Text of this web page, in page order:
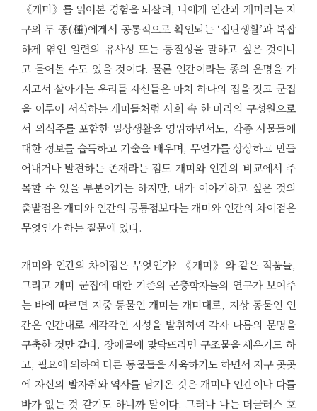
《개미》를 읽어본 경험을 되살려, 나에게 인간과 개미라는 지
구의 두 종(種)에게서 공통적으로 확인되는 ‘집단생활’과 복잡
하게 엮인 일련의 유사성 또는 동질성을 말하고 싶은 것이냐
고 물어볼 수도 있을 것이다. 물론 인간이라는 종의 운명을 가
지고서 살아가는 우리들 자신들은 마치 하나의 집을 짓고 군집
을 이루어 서식하는 개미들처럼 사회 속 한 마리의 구성원으로
서 의식주를 포함한 일상생활을 영위하면서도, 각종 사물들에
대한 정보를 습득하고 기술을 배우며, 무언가를 상상하고 만들
어내거나 발견하는 존재라는 점도 개미와 인간의 비교에서 주
목할 수 있을 부분이기는 하지만, 내가 이야기하고 싶은 것의
출발점은 개미와 인간의 공통점보다는 개미와 인간의 차이점은
무엇인가 하는 질문에 있다.
개미와 인간의 차이점은 무엇인가? 《개미》와 같은 작품들,
그리고 개미 군집에 대한 기존의 곤충학자들의 연구가 보여주
는 바에 따르면 지중 동물인 개미는 개미대로, 지상 동물인 인
간은 인간대로 제각각인 지성을 발휘하여 각자 나름의 문명을
구축한 것만 같다. 장애물에 맞닥뜨리면 구조물을 세우기도 하
고, 필요에 의하여 다른 동물들을 사육하기도 하면서 지구 곳곳
에 자신의 발자취와 역사를 남겨온 것은 개미나 인간이나 다를
바가 없는 것 같기도 하니까 말이다. 그러나 나는 더글러스 호